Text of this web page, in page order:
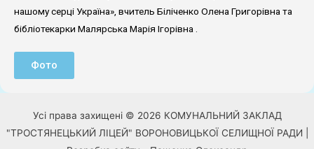
нашому серці Україна», вчитель Біліченко Олена Григорівна та
бібліотекарки Малярська Марія Ігорівна .
Фото
Усі права захищені © 2026 КОМУНАЛЬНИЙ ЗАКЛАД
"ТРОСТЯНЕЦЬКИЙ ЛІЦЕЙ" ВОРОНОВИЦЬКОЇ СЕЛИЩНОЇ РАДИ |